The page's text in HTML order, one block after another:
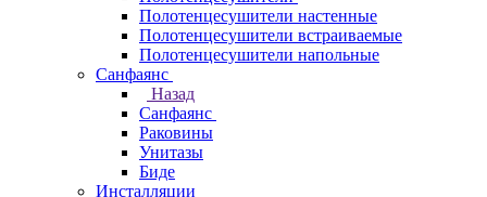
Полотенцесушители настенные
Полотенцесушители встраиваемые
Полотенцесушители напольные
Санфаянс
Назад
Санфаянс
Раковины
Унитазы
Биде
Инсталляции